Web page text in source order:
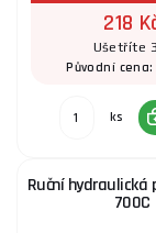
218
Ušetříte
Původní
ks
Ruční hydraulická
700C